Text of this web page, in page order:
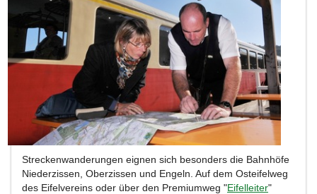
Streckenwanderungen eignen sich besonders die Bahnhöfe
Niederzissen, Oberzissen und Engeln. Auf dem Osteifelweg
des Eifelvereins oder über den Premiumweg "Eifelleiter"